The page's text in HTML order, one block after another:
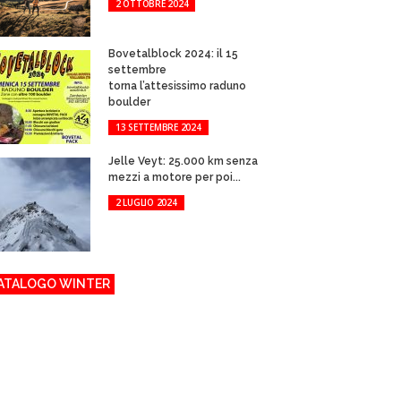
2 OTTOBRE 2024
Bovetalblock 2024: il 15
settembre
torna l’attesissimo raduno
boulder
13 SETTEMBRE 2024
Jelle Veyt: 25.000 km senza
mezzi a motore per poi...
2 LUGLIO 2024
WINTER